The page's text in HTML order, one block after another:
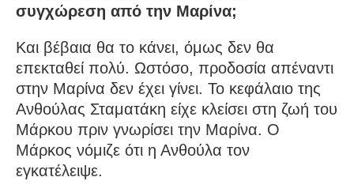
συγχώρεση από την Μαρίνα;
Και βέβαια θα το κάνει, όμως δεν θα
επεκταθεί πολύ. Ωστόσο, προδοσία απέναντι
στην Μαρίνα δεν έχει γίνει. Το κεφάλαιο της
Ανθούλας Σταματάκη είχε κλείσει στη ζωή του
Μάρκου πριν γνωρίσει την Μαρίνα. Ο
Μάρκος νόμιζε ότι η Ανθούλα τον
εγκατέλειψε.